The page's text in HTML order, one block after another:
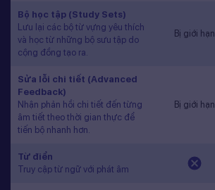
Bộ học tập (Study Sets)
Lưu lại các bộ từ vựng yêu thích
và học từ những bộ sưu tập do
cộng đồng tạo ra.
Bị giới hạn
Sửa lỗi chi tiết (Advanced
Feedback)
Nhận phản hồi chi tiết đến từng
âm tiết theo thời gian thực để
tiến bộ nhanh hơn.
Bị giới hạn
Từ điển
Truy cập từ ngữ với phát âm